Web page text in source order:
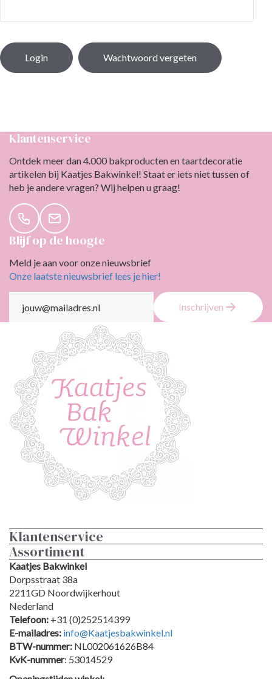
Login Wachtwoord vergeten
Klantenservice
Ontdek meer dan 4.000 bakproducten en taartdecoratie
artikelen bij Kaatjes Bakwinkel! Staat er iets niet tussen of
heb je andere vragen? Wij helpen u graag!
Blijf op de hoogte
Meld je aan voor onze nieuwsbrief
Onze laatste nieuwsbrief lees je hier!
Inschrijven
Klantenservice
Assortiment
Kaatjes Bakwinkel
Dorpsstraat 38a
2211GD Noordwijkerhout
Nederland
Telefoon: +31 (0)252514399
E-mailadres: info@Kaatjesbakwinkel.nl
BTW-nummer: NL002061626B84
KvK-nummer: 53014529